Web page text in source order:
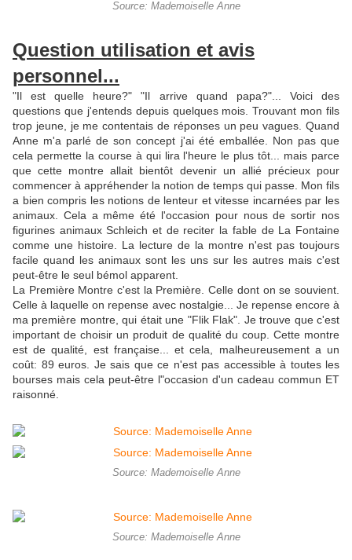
Source: Mademoiselle Anne
Question utilisation et avis
personnel...
"Il est quelle heure?" "Il arrive quand papa?"... Voici des
questions que j'entends depuis quelques mois. Trouvant mon fils
trop jeune, je me contentais de réponses un peu vagues. Quand
Anne m'a parlé de son concept j'ai été emballée. Non pas que
cela permette la course à qui lira l'heure le plus tôt... mais parce
que cette montre allait bientôt devenir un allié précieux pour
commencer à appréhender la notion de temps qui passe. Mon fils
a bien compris les notions de lenteur et vitesse incarnées par les
animaux. Cela a même été l'occasion pour nous de sortir nos
figurines animaux Schleich et de reciter la fable de La Fontaine
comme une histoire. La lecture de la montre n'est pas toujours
facile quand les animaux sont les uns sur les autres mais c'est
peut-être le seul bémol apparent.
La Première Montre c'est la Première. Celle dont on se souvient.
Celle à laquelle on repense avec nostalgie... Je repense encore à
ma première montre, qui était une "Flik Flak". Je trouve que c'est
important de choisir un produit de qualité du coup. Cette montre
est de qualité, est française... et cela, malheureusement a un
coût: 89 euros. Je sais que ce n'est pas accessible à toutes les
bourses mais cela peut-être l"occasion d'un cadeau commun ET
raisonné.
Source: Mademoiselle Anne
Source: Mademoiselle Anne